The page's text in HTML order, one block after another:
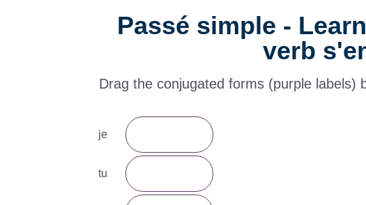
Passé simple -
verb
Drag the conjugated forms (purple labels)
je
tu